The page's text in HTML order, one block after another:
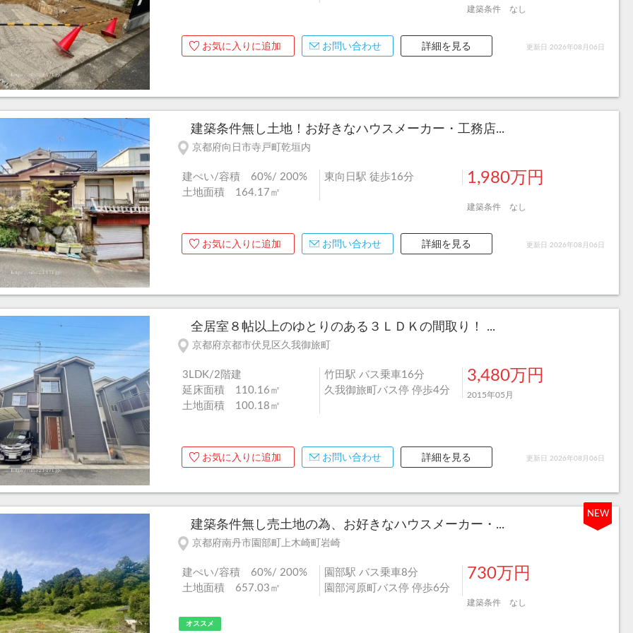
建築条件 なし
お気に入りに追加 お問い合わせ 詳細を見る 更新日 2026年08月06日
建築条件無し土地！お好きなハウスメーカー・工務店...
京都府向日市寺戸町乾垣内
建ぺい/容積 60%/ 200%
土地面積 164.17㎡
東向日駅 徒歩16分 1,980万円
建築条件 なし
お気に入りに追加 お問い合わせ 詳細を見る 更新日 2026年08月06日
全居室８帖以上のゆとりのある３ＬＤＫの間取り！ ...
京都府京都市伏見区久我御旅町
3LDK/2階建
延床面積 110.16㎡
土地面積 100.18㎡
竹田駅 バス乗車16分
久我御旅町バス停 停歩4分
3,480万円
2015年05月
お気に入りに追加 お問い合わせ 詳細を見る 更新日 2026年08月06日
NEW
建築条件無し売土地の為、お好きなハウスメーカー・...
京都府南丹市園部町上木崎町岩崎
建ぺい/容積 60%/ 200%
土地面積 657.03㎡
園部駅 バス乗車8分
園部河原町バス停 停歩6分
730万円
建築条件 なし
オススメ